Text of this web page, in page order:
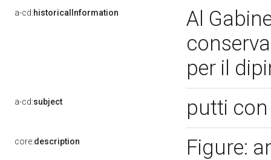
a-cd:historicalInformation
Al
per il
a-cd:subject putti
core:description Figure: